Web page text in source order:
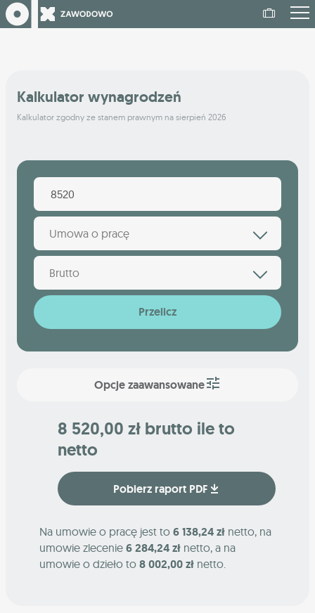
Kalkulator wynagrodzeń
Kalkulator zgodny ze stanem prawnym na sierpień 2026
Umowa o pracę
Brutto
Przelicz
Opcje zaawansowane
8 520,00 zł brutto ile to
netto
Pobierz raport PDF
Na umowie o pracę jest to 6 138,24 zł netto, na
umowie zlecenie 6 284,24 zł netto, a na
umowie o dzieło to 8 002,00 zł netto.